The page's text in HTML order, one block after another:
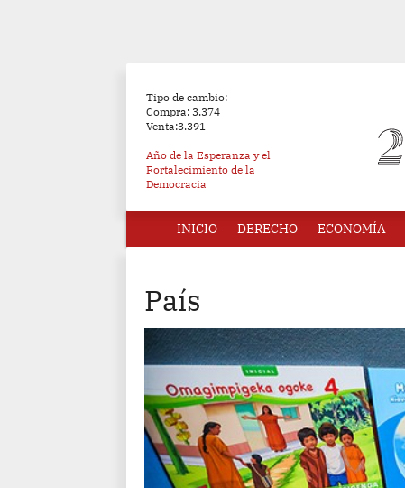
Tipo de cambio:
Compra: 3.374
Venta:3.391
Año de la Esperanza y el
Fortalecimiento de la
Democracia
INICIO DERECHO ECONOMÍA
País